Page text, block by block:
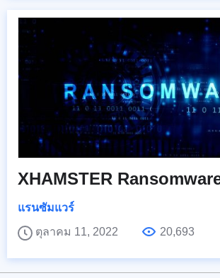
XHAMSTER
แรนซัมแวร์
ตุลาคม 11, 2022
20,693